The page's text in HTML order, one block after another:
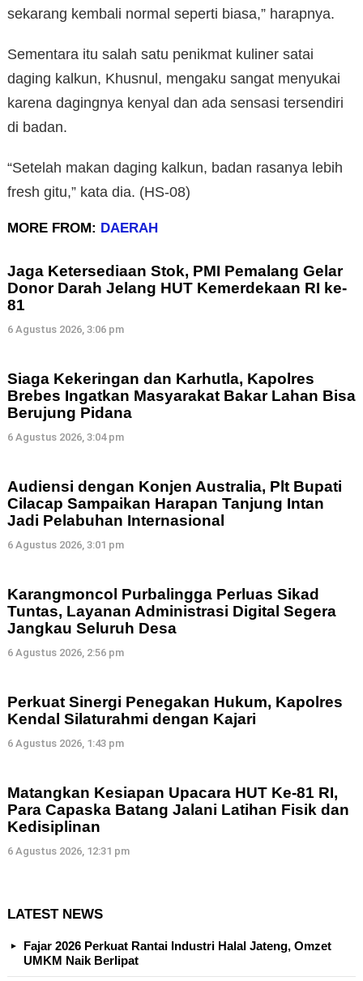
sekarang kembali normal seperti biasa,” harapnya.
Sementara itu salah satu penikmat kuliner satai
daging kalkun, Khusnul, mengaku sangat menyukai
karena dagingnya kenyal dan ada sensasi tersendiri
di badan.
“Setelah makan daging kalkun, badan rasanya lebih
fresh gitu,” kata dia. (HS-08)
MORE FROM: DAERAH
Jaga Ketersediaan Stok, PMI Pemalang Gelar
Donor Darah Jelang HUT Kemerdekaan RI ke-
81
6 Agustus 2026, 3:06 pm
Siaga Kekeringan dan Karhutla, Kapolres
Brebes Ingatkan Masyarakat Bakar Lahan Bisa
Berujung Pidana
6 Agustus 2026, 3:04 pm
Audiensi dengan Konjen Australia, Plt Bupati
Cilacap Sampaikan Harapan Tanjung Intan
Jadi Pelabuhan Internasional
6 Agustus 2026, 3:01 pm
Karangmoncol Purbalingga Perluas Sikad
Tuntas, Layanan Administrasi Digital Segera
Jangkau Seluruh Desa
6 Agustus 2026, 2:56 pm
Perkuat Sinergi Penegakan Hukum, Kapolres
Kendal Silaturahmi dengan Kajari
6 Agustus 2026, 1:43 pm
Matangkan Kesiapan Upacara HUT Ke-81 RI,
Para Capaska Batang Jalani Latihan Fisik dan
Kedisiplinan
6 Agustus 2026, 12:31 pm
LATEST NEWS
Fajar 2026 Perkuat Rantai Industri Halal Jateng, Omzet
UMKM Naik Berlipat